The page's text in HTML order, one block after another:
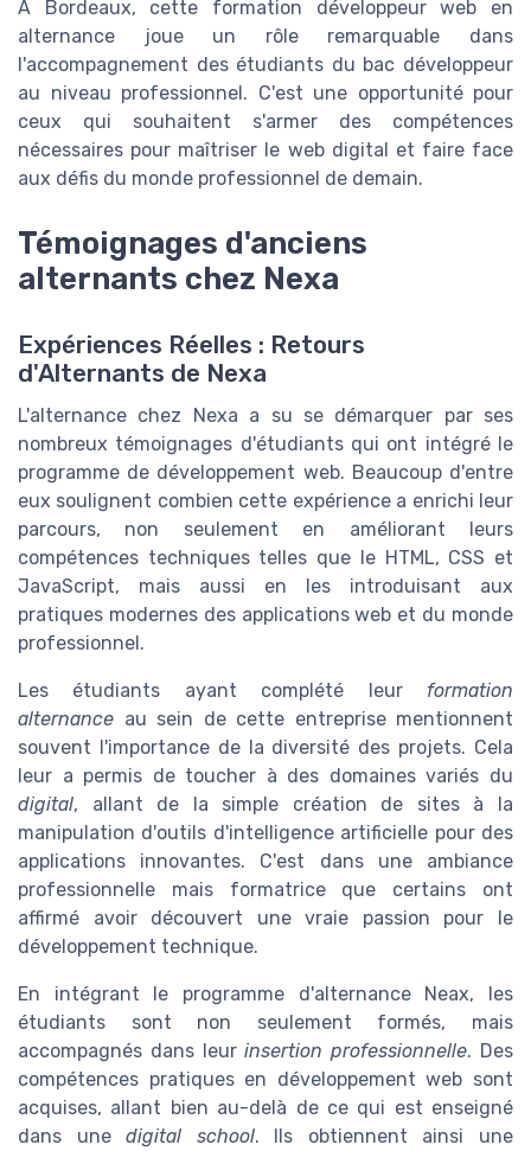
À Bordeaux, cette formation développeur web en
alternance joue un rôle remarquable dans
l'accompagnement des étudiants du bac développeur
au niveau professionnel. C'est une opportunité pour
ceux qui souhaitent s'armer des compétences
nécessaires pour maîtriser le web digital et faire face
aux défis du monde professionnel de demain.
Témoignages d'anciens
alternants chez Nexa
Expériences Réelles : Retours
d'Alternants de Nexa
L'alternance chez Nexa a su se démarquer par ses
nombreux témoignages d'étudiants qui ont intégré le
programme de développement web. Beaucoup d'entre
eux soulignent combien cette expérience a enrichi leur
parcours, non seulement en améliorant leurs
compétences techniques telles que le HTML, CSS et
JavaScript, mais aussi en les introduisant aux
pratiques modernes des applications web et du monde
professionnel.
Les étudiants ayant complété leur formation
alternance au sein de cette entreprise mentionnent
souvent l'importance de la diversité des projets. Cela
leur a permis de toucher à des domaines variés du
digital, allant de la simple création de sites à la
manipulation d'outils d'intelligence artificielle pour des
applications innovantes. C'est dans une ambiance
professionnelle mais formatrice que certains ont
affirmé avoir découvert une vraie passion pour le
développement technique.
En intégrant le programme d'alternance Neax, les
étudiants sont non seulement formés, mais
accompagnés dans leurinsertion professionnelle. Des
compétences pratiques en développement web sont
acquises, allant bien au-delà de ce qui est enseigné
dans unedigital school. Ils obtiennent ainsi une